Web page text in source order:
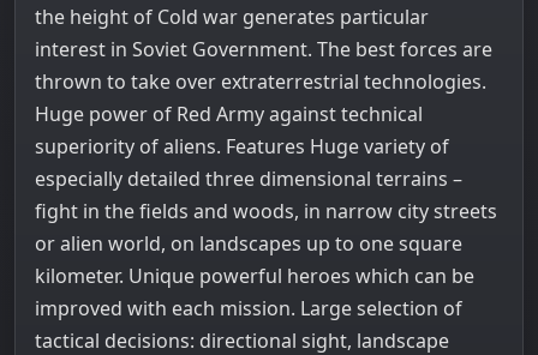
the height of Cold war generates particular
interest in Soviet Government. The best forces are
thrown to take over extraterrestrial technologies.
Huge power of Red Army against technical
superiority of aliens. Features Huge variety of
especially detailed three dimensional terrains –
fight in the fields and woods, in narrow city streets
or alien world, on landscapes up to one square
kilometer. Unique powerful heroes which can be
improved with each mission. Large selection of
tactical decisions: directional sight, landscape